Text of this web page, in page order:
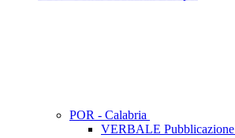
POR - Calabria
VERBALE